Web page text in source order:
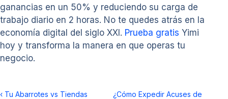
ganancias en un 50% y reduciendo su carga de
trabajo diario en 2 horas. No te quedes atrás en la
economía digital del siglo XXI. Prueba gratis Yimi
hoy y transforma la manera en que operas tu
negocio.
‹ Tu Abarrotes vs Tiendas
¿Cómo Expedir Acuses de